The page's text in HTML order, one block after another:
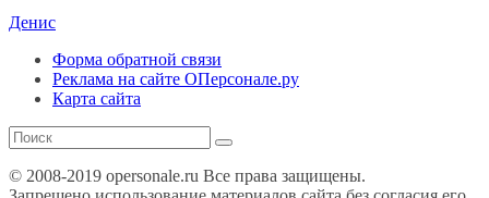
Денис
Форма обратной связи
Реклама на сайте ОПерсонале.ру
Карта сайта
© 2008-2019 opersonale.ru Все права защищены.